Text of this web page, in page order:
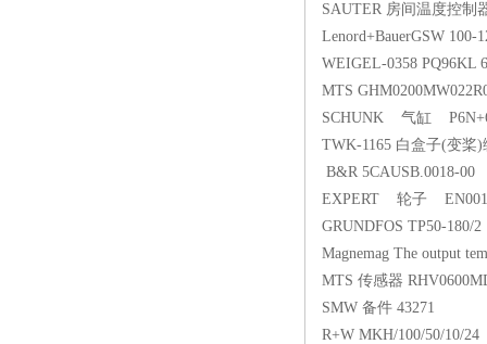
SAUTER 房间温度控制
Lenord+BauerGSW 100-
WEIGEL-0358 PQ96KL
MTS
SCHUNK 气缸
TWK-1165 白盒子(变桨
B&R 5CAUSB.0018-00
EXPERT 轮子
GRUNDFOS TP50-180/2
Magnemag The output
MTS 传感器
SMW 备件 43271
R+W MKH/100/50/10/24